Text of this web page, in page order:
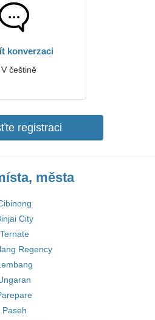
konverzaci
V češtině
registraci
města
City
Ternate
Regency
Paseh